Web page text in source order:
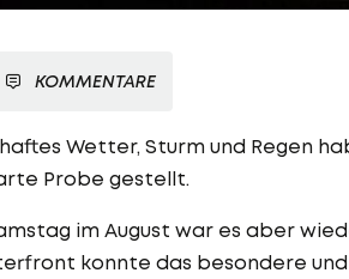
KOMMENTARE
Wetter, Sturm und Regen
Probe gestellt.
im August war es aber
konnte das besondere